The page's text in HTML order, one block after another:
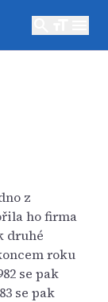
z
ho firma
druhé
roku
se pak
se pak